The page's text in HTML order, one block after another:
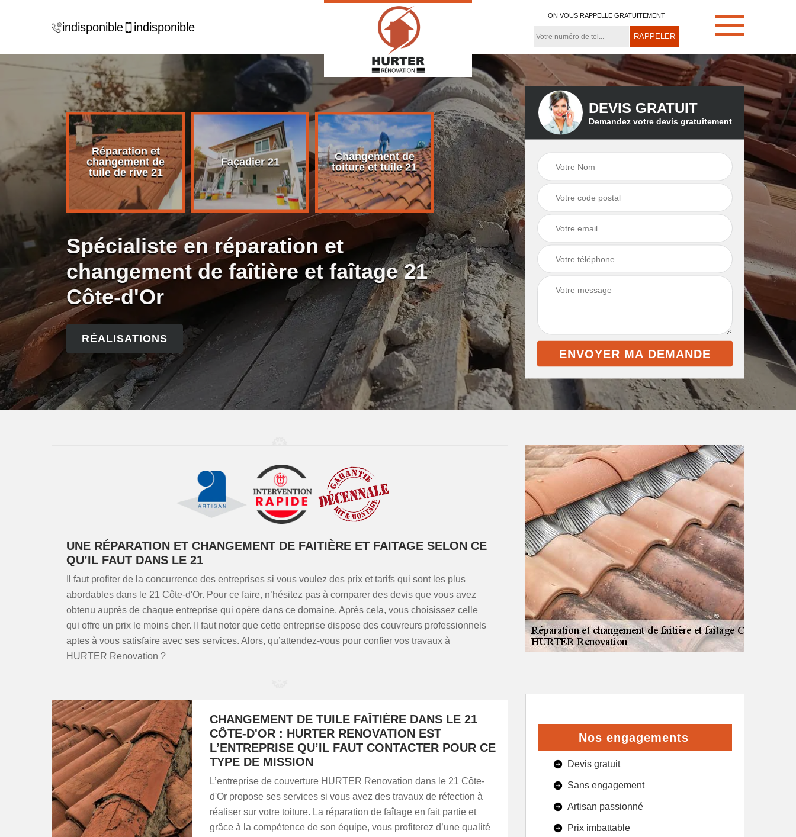
indisponible indisponible
ON VOUS RAPPELLE GRATUITEMENT
de
21
Réparation et
changement de
tuile de rive 21
Façadier 21
Changement de
toiture et tuile 21
Rénovation de
toiture 21
Démoussage de
Couvreur zingueur
21
Spécialiste en réparation et
changement de faîtière et faîtage 21
Côte-d'Or
RÉALISATIONS
DEVIS GRATUIT
Demandez votre devis gratuitement
UNE RÉPARATION ET CHANGEMENT DE FAITIÈRE ET FAITAGE SELON CE
QU’IL FAUT DANS LE 21
Il faut profiter de la concurrence des entreprises si vous voulez des prix et tarifs qui sont les plus
abordables dans le 21 Côte-d'Or. Pour ce faire, n’hésitez pas à comparer des devis que vous avez
obtenu auprès de chaque entreprise qui opère dans ce domaine. Après cela, vous choisissez celle
qui offre un prix le moins cher. Il faut noter que cette entreprise dispose des couvreurs professionnels
aptes à vous satisfaire avec ses services. Alors, qu’attendez-vous pour confier vos travaux à
HURTER Renovation ?
CHANGEMENT DE TUILE FAÎTIÈRE DANS LE 21
CÔTE-D'OR : HURTER RENOVATION EST
L’ENTREPRISE QU’IL FAUT CONTACTER POUR CE
TYPE DE MISSION
L’entreprise de couverture HURTER Renovation dans le 21 Côte-
d'Or propose ses services si vous avez des travaux de réfection à
réaliser sur votre toiture. La réparation de faîtage en fait partie et
grâce à la compétence de son équipe, vous profiterez d’une qualité
Nos engagements
Devis gratuit
Sans engagement
Artisan passionné
Prix imbattable